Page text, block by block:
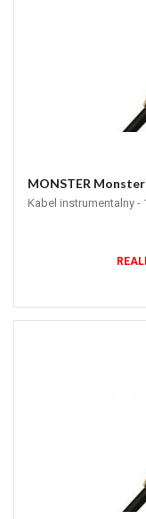
MONSTER
Kabel instrumentalny -